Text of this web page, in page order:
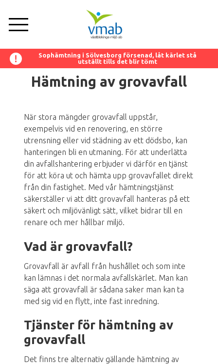
huvudinnehåll
Företag
Tjänster
Anläggningar
Sortering
Kundservice
Sophämtning i Sölvesborg försenad, låt kärlet stå
utställt tills det blir tömt
Hämtning av grovavfall
När stora mängder grovavfall uppstår,
exempelvis vid en renovering, en större
utrensning eller vid städning av ett dödsbo, kan
hanteringen bli en utmaning. För att underlätta
din avfallshantering erbjuder vi därför en tjänst
för att köra ut och hämta upp grovavfallet direkt
från din fastighet. Med vår hämtningstjänst
säkerställer vi att ditt grovavfall hanteras på ett
säkert och miljövänligt sätt, vilket bidrar till en
renare och mer hållbar miljö.
Vad är grovavfall?
Grovavfall är avfall från hushållet och som inte
kan lämnas i det normala avfallskärlet. Man kan
säga att grovavfall är sådana saker man kan ta
med sig vid en flytt, inte fast inredning.
Tjänster för hämtning av
grovavfall
Det finns tre alternativ gällande hämtning av